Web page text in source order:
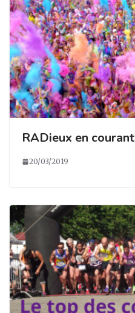
RADieux en courant
20/03/2019